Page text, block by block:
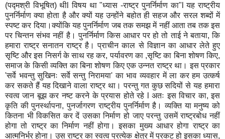
(पद्मश्री विभूषित) थीl विषय था "ध्यास -राष्ट्र पुनर्निर्माण का"l यह राष्ट्रीय
पुनर्निर्माण क्या होता है और क्यों यह उन्होंने बहोत ही सहज और सरल शब्दों में
स्पष्ट कर दिया।क्योंकि यह पुनर्निर्माण जब तक समझ में नहीं आता तब तक इस
पर चिन्तन संभव नहीं है। पुनर्निर्माण किस आधार पर हो तो ताई ने बताया, कि
हमारा राष्ट्र सनातन राष्ट्र है। प्राचीन काल से विज्ञान का आधार लेते हुए
सृष्टि और इस निसर्ग के साथ रह कर, पर्यावरण का ,सृष्टि का बिना शोषण किए,
समाज के किसी व्यक्ति का बिना शोषण किए एक उन्नत राष्ट्र था। इस प्रकार
'सर्वे भवन्तु सुखिनः सर्वे सन्तु निरामया' का भाव व्यवहार में ला कर हम उत्कर्ष
कर सकते हैं यह दिखाने वाला राष्ट्र था। परन्तु गत कुछ सदियों से यह हमारा
स्वत्व जान बूझ कर नष्ट करने के प्रयास होते रहे l अतः इस विचार का, इस
कृति की पुनर्स्थापना, पुनर्जागरण राष्ट्रीय पुनर्निर्माण है। व्यक्ति या मनुष्य को
कितना भी विकसित कर दें उसका निर्माण हो जाए परन्तु उसमें राष्ट्रबोध नहीं
होगा तो राष्ट्र का निर्माण नहीं होगा। इसका मुख्य आधार होगा राष्ट्र का
आत्मनिर्भर होना। उस राष्ट्र का स्वत्व प्रत्येक क्षेत्र में प्रकट हो इसका ध्यास,